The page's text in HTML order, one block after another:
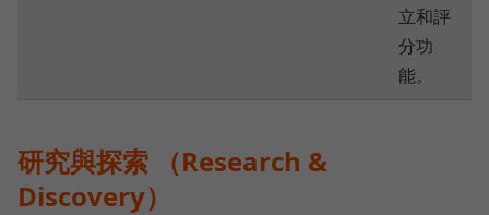
立和評
分功
能。
研究與探索 （Research &
Discovery）